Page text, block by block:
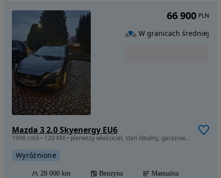
Mazda 3 2.0 Skyenergy EU6
1998 cm3 • 120 KM • pierwszy właściciel, stan idealny, garażowane, prawie nieużywane
Wyróżnione
28 000 km Benzyna
Manualna
66 900 PLN
W granicach średniej